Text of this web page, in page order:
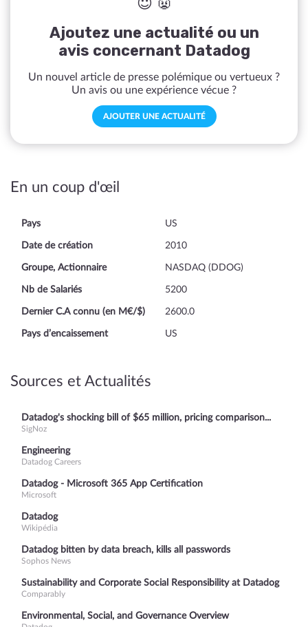
😇 👿
Ajoutez une actualité ou un
avis concernant Datadog
Un nouvel article de presse polémique ou vertueux ?
Un avis ou une expérience vécue ?
AJOUTER UNE ACTUALITÉ
En un coup d'œil
Pays US
Date de création 2010
Groupe, Actionnaire NASDAQ (DDOG)
Nb de Salariés 5200
Dernier C.A connu (en M€/$) 2600.0
Pays d’encaissement US
Sources et Actualités
Datadog's shocking bill of $65 million, pricing comparison...
SigNoz
Engineering
Datadog Careers
Datadog - Microsoft 365 App Certification
Microsoft
Datadog
Wikipédia
Datadog bitten by data breach, kills all passwords
Sophos News
Sustainability and Corporate Social Responsibility at Datadog
Comparably
Environmental, Social, and Governance Overview